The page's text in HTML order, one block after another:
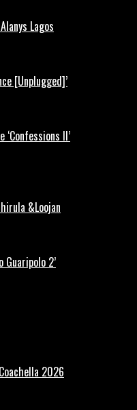
Lagos
[Unplugged]’
II’
&Loojan
2’
2026